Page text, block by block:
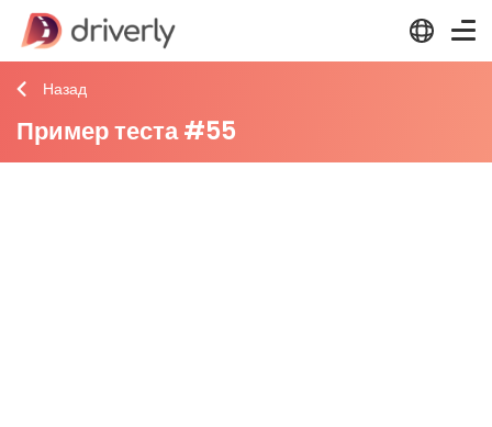
Назад
Пример теста #55